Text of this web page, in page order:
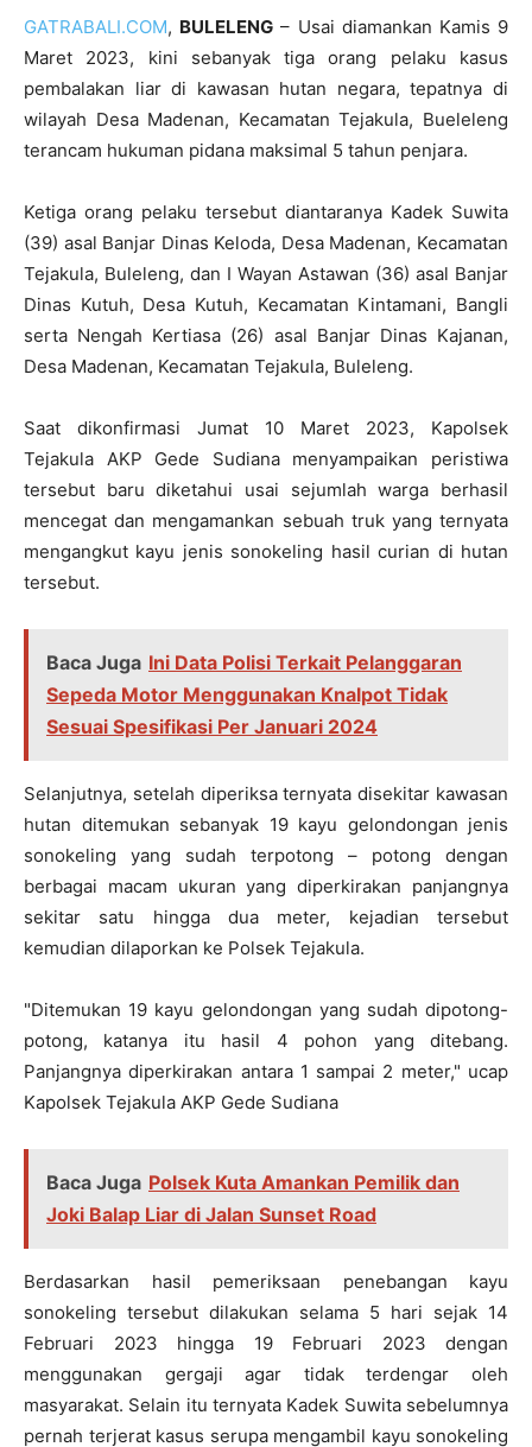
GATRABALI.COM, BULELENG – Usai diamankan Kamis 9
Maret 2023, kini sebanyak tiga orang pelaku kasus
pembalakan liar di kawasan hutan negara, tepatnya di
wilayah Desa Madenan, Kecamatan Tejakula, Bueleleng
terancam hukuman pidana maksimal 5 tahun penjara.
Ketiga orang pelaku tersebut diantaranya Kadek Suwita
(39) asal Banjar Dinas Keloda, Desa Madenan, Kecamatan
Tejakula, Buleleng, dan I Wayan Astawan (36) asal Banjar
Dinas Kutuh, Desa Kutuh, Kecamatan Kintamani, Bangli
serta Nengah Kertiasa (26) asal Banjar Dinas Kajanan,
Desa Madenan, Kecamatan Tejakula, Buleleng.
Saat dikonfirmasi Jumat 10 Maret 2023, Kapolsek
Tejakula AKP Gede Sudiana menyampaikan peristiwa
tersebut baru diketahui usai sejumlah warga berhasil
mencegat dan mengamankan sebuah truk yang ternyata
mengangkut kayu jenis sonokeling hasil curian di hutan
tersebut.
Baca Juga Ini Data Polisi Terkait Pelanggaran
Sepeda Motor Menggunakan Knalpot Tidak
Sesuai Spesifikasi Per Januari 2024
Selanjutnya, setelah diperiksa ternyata disekitar kawasan
hutan ditemukan sebanyak 19 kayu gelondongan jenis
sonokeling yang sudah terpotong – potong dengan
berbagai macam ukuran yang diperkirakan panjangnya
sekitar satu hingga dua meter, kejadian tersebut
kemudian dilaporkan ke Polsek Tejakula.
"Ditemukan 19 kayu gelondongan yang sudah dipotong-
potong, katanya itu hasil 4 pohon yang ditebang.
Panjangnya diperkirakan antara 1 sampai 2 meter," ucap
Kapolsek Tejakula AKP Gede Sudiana
Baca Juga Polsek Kuta Amankan Pemilik dan
Joki Balap Liar di Jalan Sunset Road
Berdasarkan hasil pemeriksaan penebangan kayu
sonokeling tersebut dilakukan selama 5 hari sejak 14
Februari 2023 hingga 19 Februari 2023 dengan
menggunakan gergaji agar tidak terdengar oleh
masyarakat. Selain itu ternyata Kadek Suwita sebelumnya
pernah terjerat kasus serupa mengambil kayu sonokeling